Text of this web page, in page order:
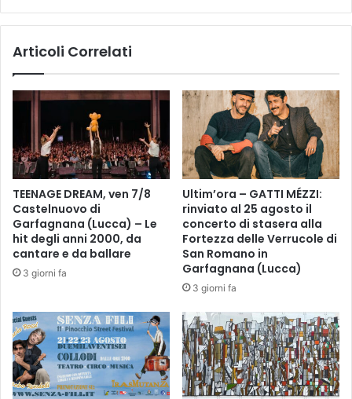
Z
D
S
G
I
O
V
A
N
D
D
I
O
D
A
L
i
p
g
n
d
i
e
p
c
o
l
i
a
Articoli Correlati
TEENAGE DREAM, ven 7/8
Castelnuovo di
Garfagnana (Lucca) – Le
hit degli anni 2000, da
cantare e da ballare
3 giorni fa
Ultim’ora – GATTI MÉZZI:
rinviato al 25 agosto il
concerto di stasera alla
Fortezza delle Verrucole di
San Romano in
Garfagnana (Lucca)
3 giorni fa